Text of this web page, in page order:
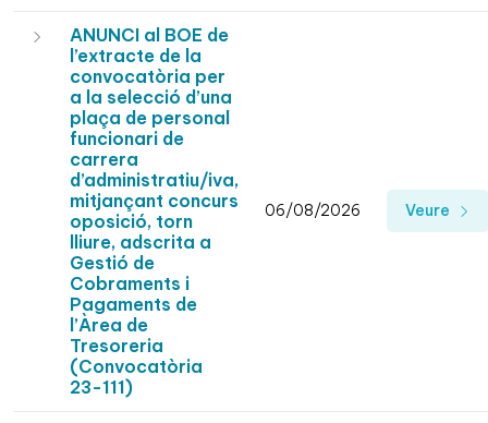
ANUNCI al BOE de
l’extracte de la
convocatòria per
a la selecció d’una
plaça de personal
funcionari de
carrera
d’administratiu/iva,
mitjançant concurs
oposició, torn
lliure, adscrita a
Gestió de
Cobraments i
Pagaments de
l’Àrea de
Tresoreria
(Convocatòria
23-111)
06/08/2026 Veure